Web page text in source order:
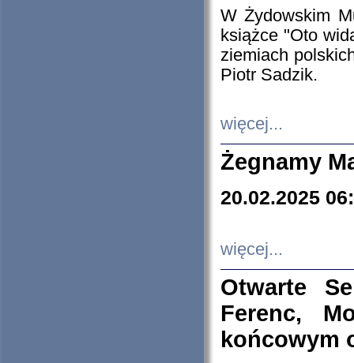
W Żydowskim
książce "Oto
ziemiach
Piotr Sadzik.
więcej...
Żegnamy
20.02.2025
więcej...
Otwarte
Ferenc,
końcowym